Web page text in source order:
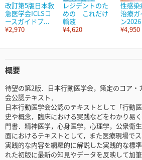
改訂第5版日本救
急医学会ICLSコ
ースガイドブ...
¥2,970
レジデントのた
めの これだけ
輸液
¥4,620
性感染
治療ガ
ン2026
¥4,950
概要
待望の第2版．日本行動医学会，策定のコア
会公認テキスト．
日本行動医学会公認のテキストとして「行動
史や概念，臨床における実践などをわかり易
門書．精神医学，心身医学，心理学，公衆衛
面におけるテキストとして，また医療現場で
実践的な内容を網羅的に解説した実践的な標
れた初版に最新の知見やデータを反映して加筆